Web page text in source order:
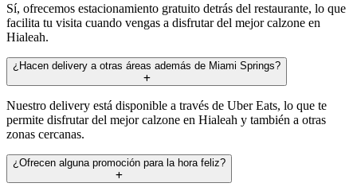
Sí, ofrecemos estacionamiento gratuito detrás del restaurante, lo que
facilita tu visita cuando vengas a disfrutar del mejor calzone en
Hialeah.
¿Hacen delivery a otras áreas además de Miami Springs?
Nuestro delivery está disponible a través de Uber Eats, lo que te
permite disfrutar del mejor calzone en Hialeah y también a otras
zonas cercanas.
¿Ofrecen alguna promoción para la hora feliz?